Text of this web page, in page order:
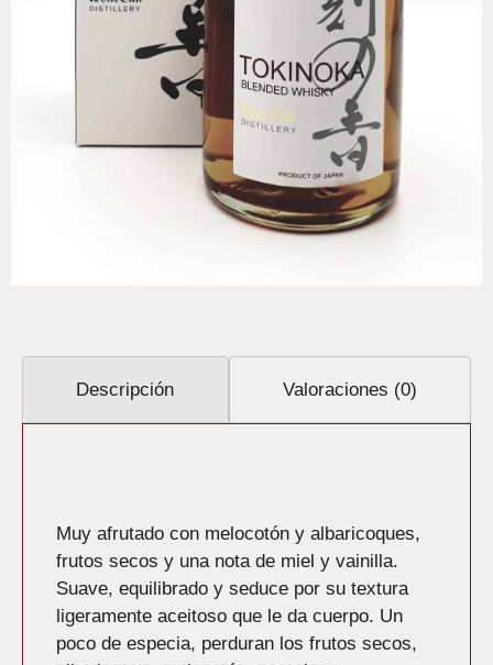
Descripción Valoraciones (0)
Muy afrutado con melocotón y albaricoques,
frutos secos y una nota de miel y vainilla.
Suave, equilibrado y seduce por su textura
ligeramente aceitoso que le da cuerpo. Un
poco de especia, perduran los frutos secos,